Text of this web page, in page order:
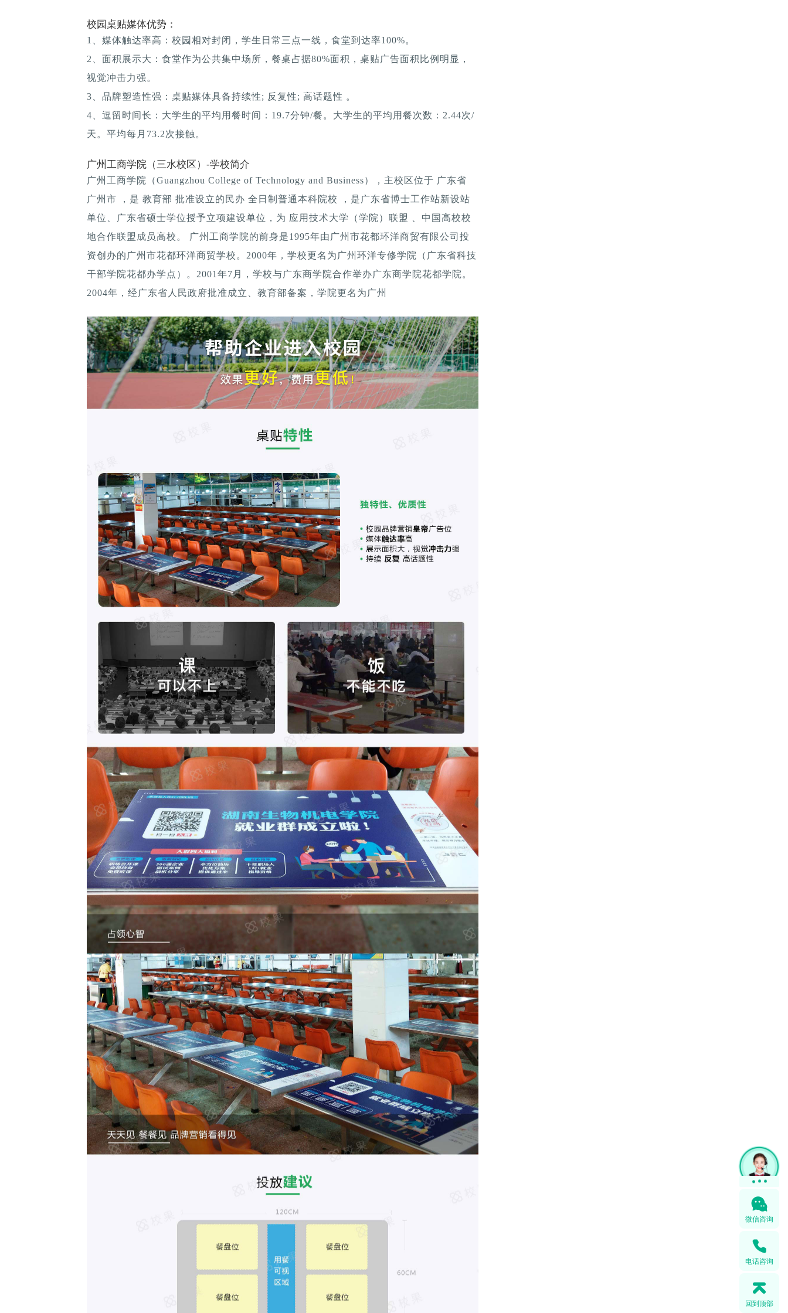
校园桌贴媒体优势：
1、媒体触达率高：校园相对封闭，学生日常三点一线，食堂到达率100%。
2、面积展示大：食堂作为公共集中场所，餐桌占据80%面积，桌贴广告面积比例明显，
视觉冲击力强。
3、品牌塑造性强：桌贴媒体具备持续性; 反复性; 高话题性 。
4、逗留时间长：大学生的平均用餐时间：19.7分钟/餐。大学生的平均用餐次数：2.44次/
天。平均每月73.2次接触。
广州工商学院（三水校区）-学校简介
广州工商学院（Guangzhou College of Technology and Business），主校区位于 广东省
广州市 ，是 教育部 批准设立的民办 全日制普通本科院校 ，是广东省博士工作站新设站
单位、广东省硕士学位授予立项建设单位，为 应用技术大学（学院）联盟 、中国高校校
地合作联盟成员高校。 广州工商学院的前身是1995年由广州市花都环洋商贸有限公司投
资创办的广州市花都环洋商贸学校。2000年，学校更名为广州环洋专修学院（广东省科技
干部学院花都办学点）。2001年7月，学校与广东商学院合作举办广东商学院花都学院。
2004年，经广东省人民政府批准成立、教育部备案，学院更名为广州
微信咨询
电话咨询
回到顶部